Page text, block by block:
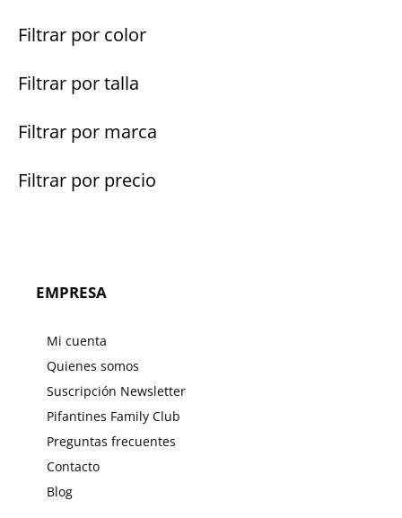
Filtrar por color
Filtrar por talla
Filtrar por marca
Filtrar por precio
EMPRESA
Mi cuenta
Quienes somos
Suscripción Newsletter
Pifantines Family Club
Preguntas frecuentes
Contacto
Blog